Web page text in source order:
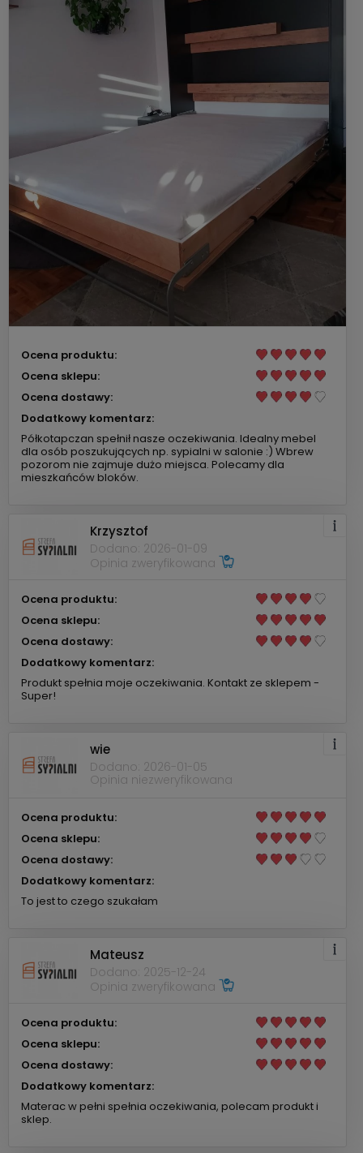
Ocena produktu:
Ocena sklepu:
Ocena dostawy:
Dodatkowy komentarz:
Półkotapczan spełnił nasze oczekiwania. Idealny mebel
dla osób poszukujących np. sypialni w salonie :) Wbrew
pozorom nie zajmuje dużo miejsca. Polecamy dla
mieszkańców bloków.
Krzysztof
Dodano: 2026-01-09
Opinia zweryfikowana
Ocena produktu:
Ocena sklepu:
Ocena dostawy:
Dodatkowy komentarz:
Produkt spełnia moje oczekiwania. Kontakt ze sklepem -
Super!
wie
Dodano: 2026-01-05
Opinia niezweryfikowana
Ocena produktu:
Ocena sklepu:
Ocena dostawy:
Dodatkowy komentarz:
To jest to czego szukałam
Mateusz
Dodano: 2025-12-24
Opinia zweryfikowana
Ocena produktu:
Ocena sklepu:
Ocena dostawy:
Dodatkowy komentarz:
Materac w pełni spełnia oczekiwania, polecam produkt i
sklep.